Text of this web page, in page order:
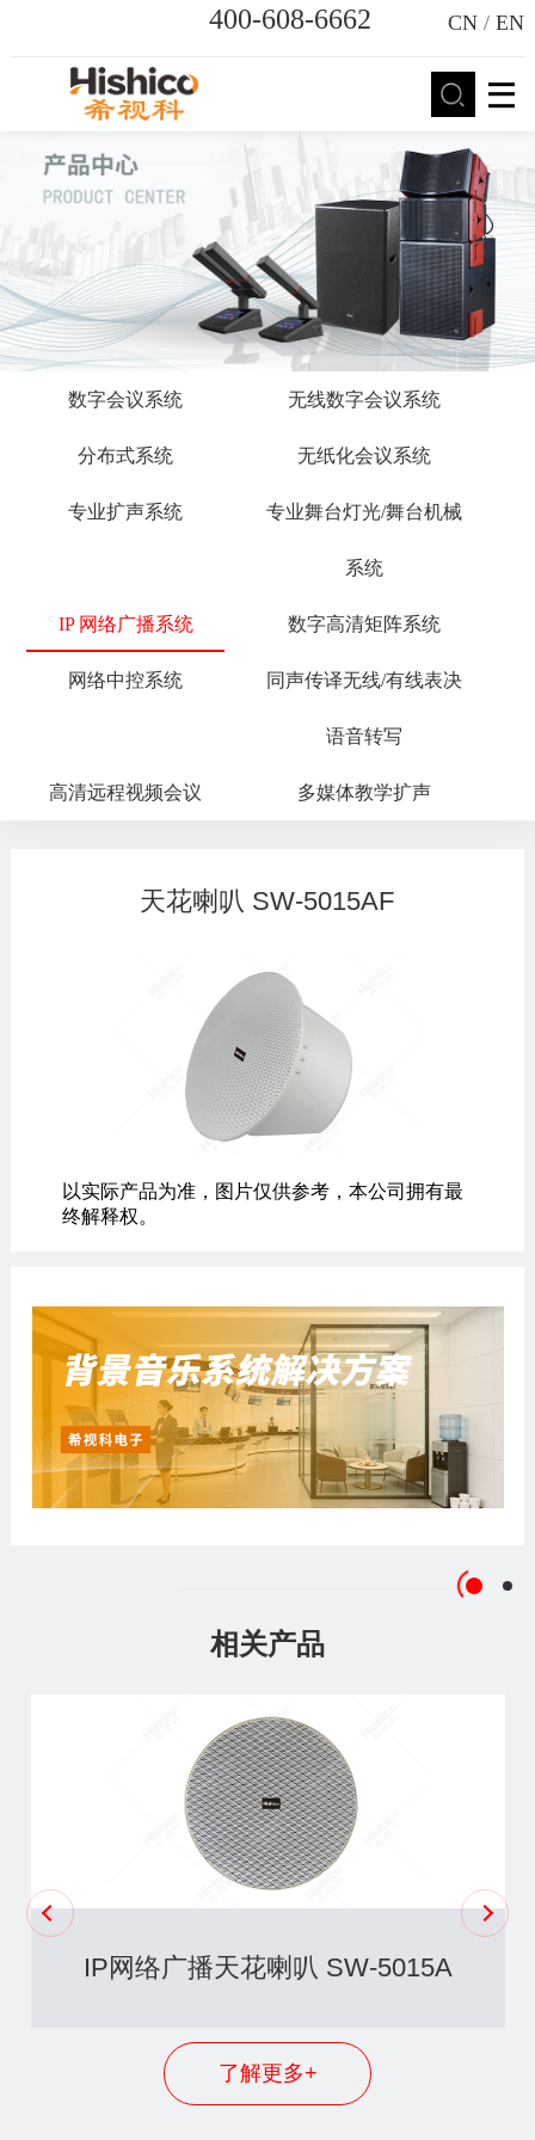
400-608-6662 CN /EN
数字会议系统 无线数字会议系统
分布式系统 无纸化会议系统
专业扩声系统 专业舞台灯光/舞台机械
系统
IP 网络广播系统 数字高清矩阵系统
网络中控系统 同声传译无线/有线表决
语音转写
高清远程视频会议 多媒体教学扩声
天花喇叭 SW-5015AF
以实际产品为准，图片仅供参考，本公司拥有最
终解释权。
相关产品
IP网络广播天花喇叭 SW-5015A
了解更多+